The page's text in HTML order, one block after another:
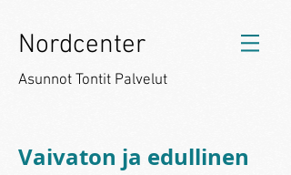
Nordcenter
Asunnot Tontit Palvelut
Vaivaton ja edullinen